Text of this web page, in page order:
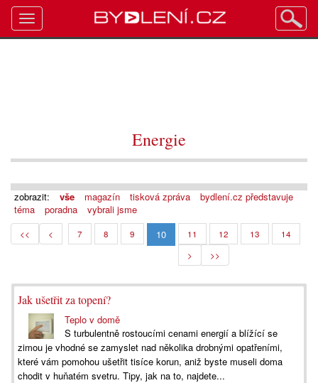
Energie
zobrazit: vše magazín tisková zpráva
bydlení.cz představuje
téma
poradna vybrali jsme
<< < 7 8 9 10 11 12 13
14
>
>>
Jak ušetřit za topení?
Teplo v domě
S turbulentně rostoucími cenami energií a blížící se
zimou je vhodné se zamyslet nad několika drobnými opatřeními,
které vám pomohou ušetřit tisíce korun, aniž byste museli doma
chodit v huňatém svetru. Tipy, jak na to, najdete...
Toggle
navigation